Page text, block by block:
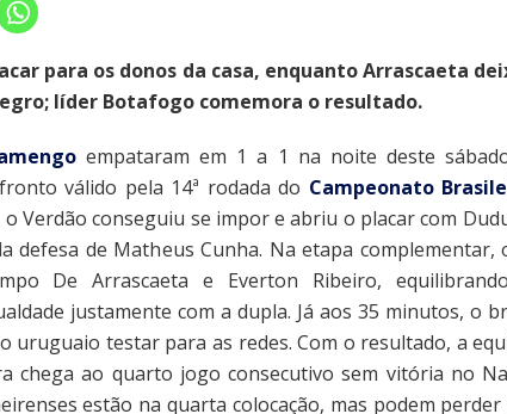
para os donos da casa, enquanto Arrascaeta
líder Botafogo comemora o resultado.
empataram em 1 a 1 na noite deste
válido pela 14ª rodada do Campeonato
Verdão conseguiu se impor e abriu o placar com
defesa de Matheus Cunha. Na etapa complementar,
De Arrascaeta e Everton Ribeiro,
justamente com a dupla. Já aos 35 minutos, o
uruguaio testar para as redes. Com o resultado, a
chega ao quarto jogo consecutivo sem vitória no
estão na quarta colocação, mas podem